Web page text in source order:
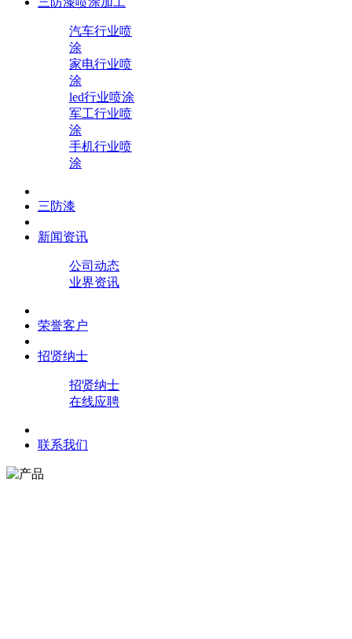
汽车行业喷
涂
家电行业喷
涂
led行业喷涂
军工行业喷
涂
手机行业喷
涂
三防漆
新闻资讯
公司动态
业界资讯
荣誉客户
招贤纳士
招贤纳士
在线应聘
联系我们